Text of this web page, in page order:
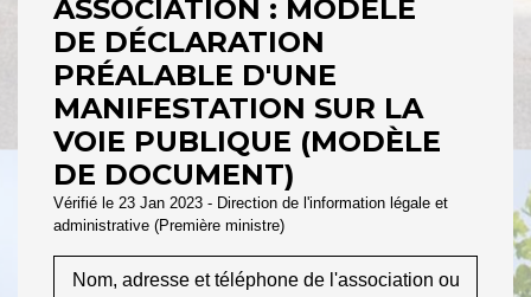
ASSOCIATION : MODÈLE
DE DÉCLARATION
PRÉALABLE D'UNE
MANIFESTATION SUR LA
VOIE PUBLIQUE (MODÈLE
DE DOCUMENT)
Vérifié le 23 Jan 2023 - Direction de l'information légale et
administrative (Première ministre)
Nom, adresse et téléphone de l'association ou